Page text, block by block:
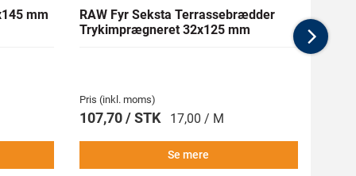
mm
RAW Fyr Seksta Terrassebrædder
Trykimprægneret 32x125 mm
Pris (inkl. moms)
107,70 / STK 17,00 / M
Se mere
mm